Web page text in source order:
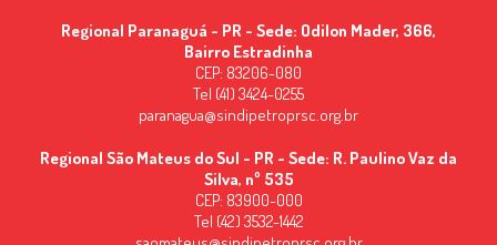
Regional Paranaguá - PR - Sede: Odilon Mader, 366,
Bairro Estradinha
CEP: 83206-080
Tel (41) 3424-0255
paranagua@sindipetroprsc.org.br
Regional São Mateus do Sul - PR - Sede: R. Paulino Vaz da
Silva, nº 535
CEP: 83900-000
Tel (42) 3532-1442